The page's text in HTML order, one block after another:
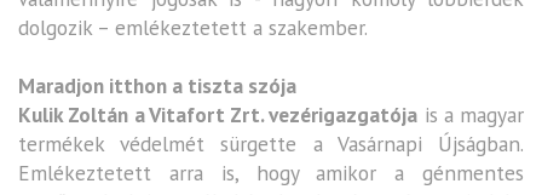
dolgozik – emlékeztetett a szakember.
Maradjon itthon a tiszta szója
Kulik Zoltán a Vitafort Zrt. vezérigazgatója is a magyar
termékek védelmét sürgette a Vasárnapi Újságban.
Emlékeztetett arra is, hogy amikor a génmentes